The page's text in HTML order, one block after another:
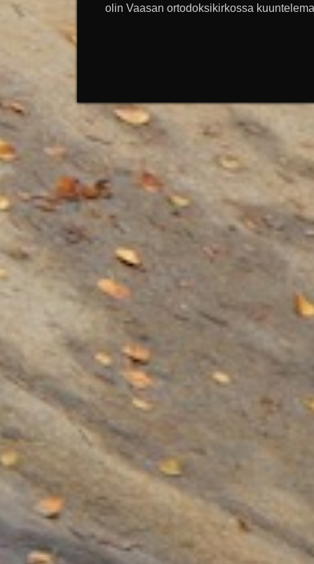
olin Vaasan ortodoksikirkossa